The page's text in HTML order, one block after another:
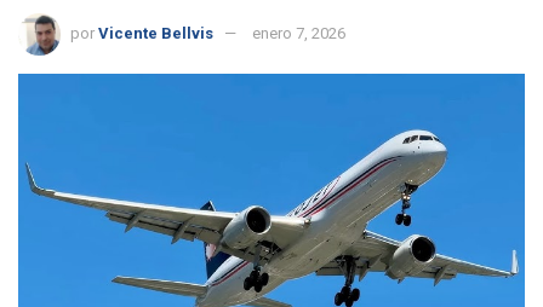
por Vicente Bellvis enero 7, 2026